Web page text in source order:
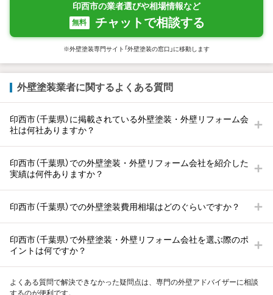
印西市の業者選びや相場情報など
無料 チャットで相談する
※外壁塗装専門サイト「外壁塗装の窓口」に移動します
外壁塗装業者に関するよくある質問
印西市（千葉県）に掲載されている外壁塗装・外壁リフォーム会
社は何社ありますか？
印西市（千葉県）での外壁塗装・外壁リフォーム会社を紹介した
実績は何件ありますか？
印西市（千葉県）での外壁塗装費用相場はどのぐらいですか？
印西市（千葉県）で外壁塗装・外壁リフォーム会社を選ぶ際のポ
イントは何ですか？
よくある質問で解決できなかった疑問点は、専門の外壁アドバイザーに相談